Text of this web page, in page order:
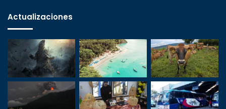
Actualizaciones